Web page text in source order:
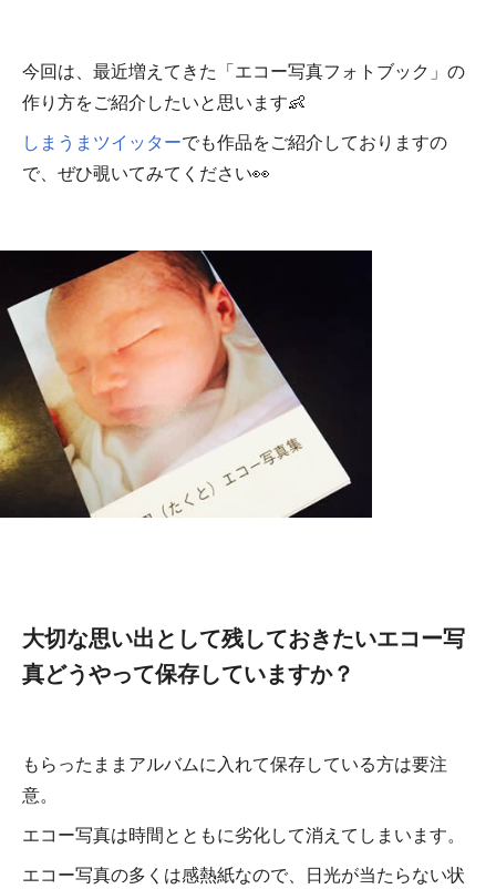
今回は、最近増えてきた「エコー写真フォトブック」の
作り方をご紹介したいと思います👶
しまうまツイッターでも作品をご紹介しておりますの
で、ぜひ覗いてみてください👀
大切な思い出として残しておきたいエコー写
真どうやって保存していますか？
もらったままアルバムに入れて保存している方は要注
意。
エコー写真は時間とともに劣化して消えてしまいます。
エコー写真の多くは感熱紙なので、日光が当たらない状